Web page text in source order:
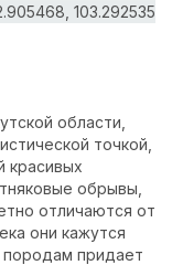
103.292535
области,
точкой,
красивых
обрывы,
отличаются от
они кажутся
придает